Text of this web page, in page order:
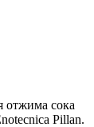
отжима сока
Pillan.